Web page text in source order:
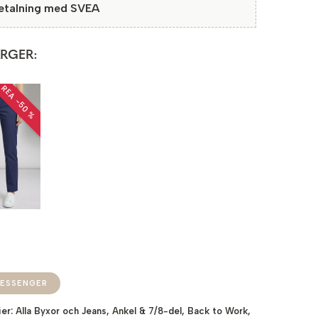
med SVEA
−50 %
Alla Byxor och Jeans,Ankel & 7/8-del, Back to Work,